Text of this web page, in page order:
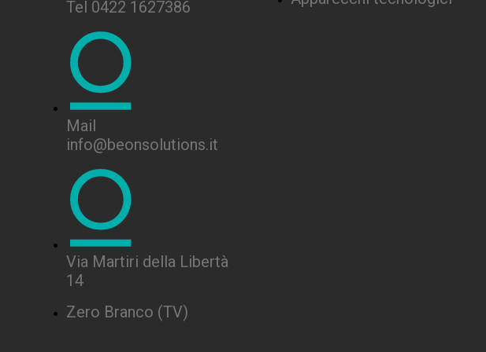
Tel 0422 1627386
Mail
info@beonsolutions.it
Via Martiri della Libertà
14
Zero Branco (TV)